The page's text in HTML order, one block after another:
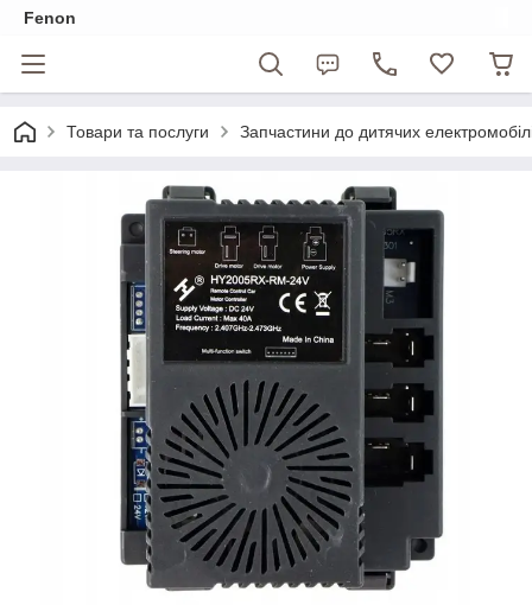
Fenon
Товари та послуги Запчастини до дитячих